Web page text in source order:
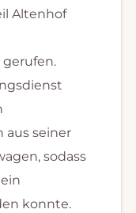
Altenhof
gerufen.
seiner
sodass
konnte.